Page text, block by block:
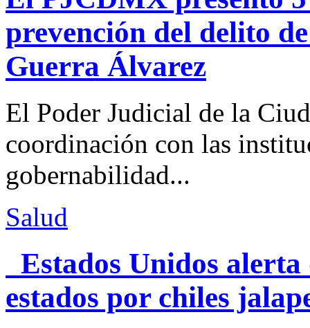
prevención del delito
Guerra Álvarez
El Poder Judicial de la
coordinación con las
gobernabilidad...
Salud
Estados Unidos alerta
estados por chiles